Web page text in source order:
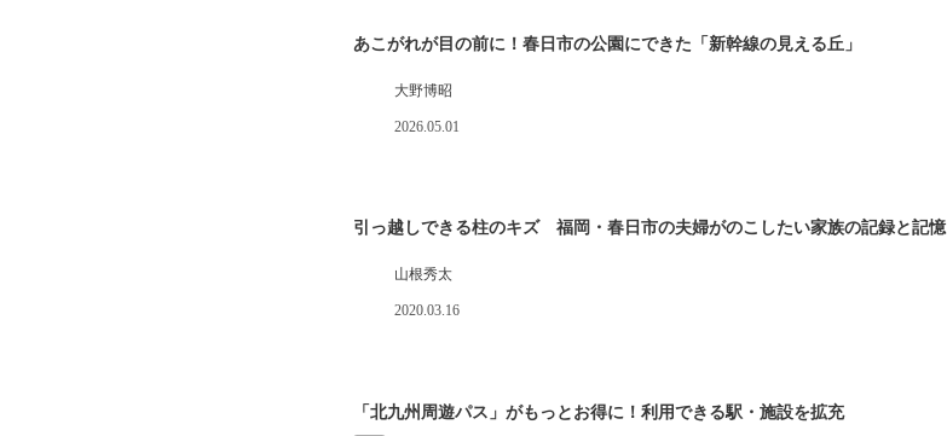
あこがれが目の前に！春日市の公園にできた「新幹線の見える丘」
大野博昭
2026.05.01
引っ越しできる柱のキズ 福岡・春日市の夫婦がのこしたい家族の記録と記憶
山根秀太
2020.03.16
「北九州周遊パス」がもっとお得に！利用できる駅・施設を拡充